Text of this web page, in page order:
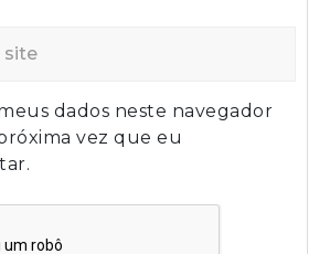
dados neste navegador
vez que eu